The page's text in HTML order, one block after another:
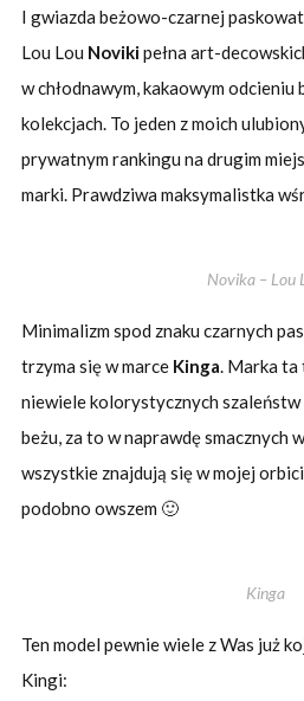
I gwiazda beżowo-czarnej
Lou Lou Novikipełna art-
w chłodnawym, kakaowym
kolekcjach. To jeden z moich
prywatnym rankingu na drugim
marki. Prawdziwa maksymalistka
Novika – Lou
Minimalizm spod znaku czarnych
trzyma się w marce Kinga. Marka ta
niewiele kolorystycznych szaleństw
beżu, za to w naprawdę smacznych
wszystkie znajdują się w mojej
podobno owszem 🙂
Kinga
Ten model pewnie wiele z Was już
Kingi: